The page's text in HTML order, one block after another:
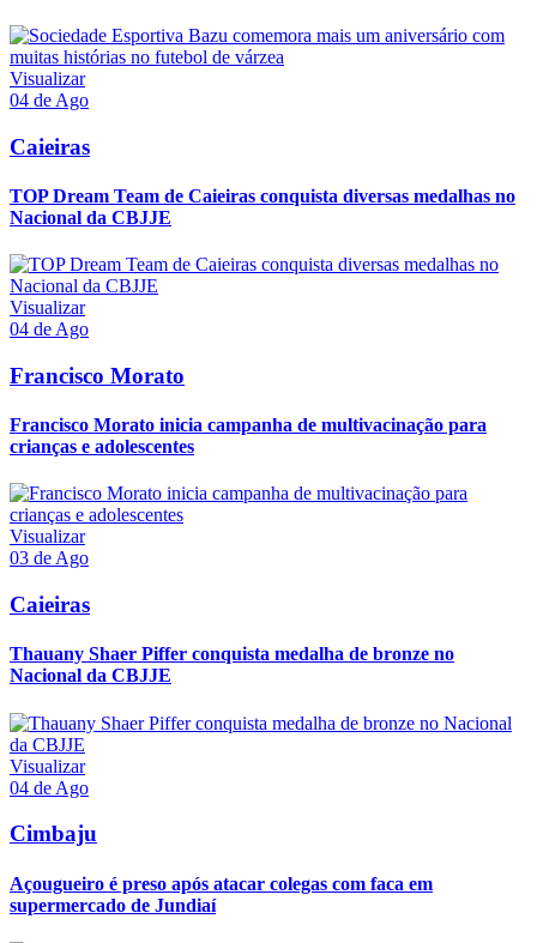
Visualizar
04 de Ago
Caieiras
TOP Dream Team de Caieiras conquista diversas medalhas no
Nacional da CBJJE
Visualizar
04 de Ago
Francisco Morato
Francisco Morato inicia campanha de multivacinação para
crianças e adolescentes
Visualizar
03 de Ago
Caieiras
Thauany Shaer Piffer conquista medalha de bronze no
Nacional da CBJJE
Visualizar
04 de Ago
Cimbaju
Açougueiro é preso após atacar colegas com faca em
supermercado de Jundiaí